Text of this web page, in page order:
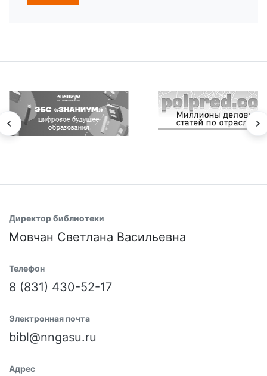
Директор библиотеки
Мовчан Светлана Васильевна
Телефон
8 (831) 430-52-17
Электронная почта
bibl@nngasu.ru
Адрес